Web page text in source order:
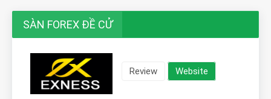
SÀN FOREX ĐỀ CỬ
Review Website